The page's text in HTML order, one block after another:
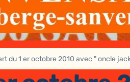
du 1 er octobre 2010 avec " oncle